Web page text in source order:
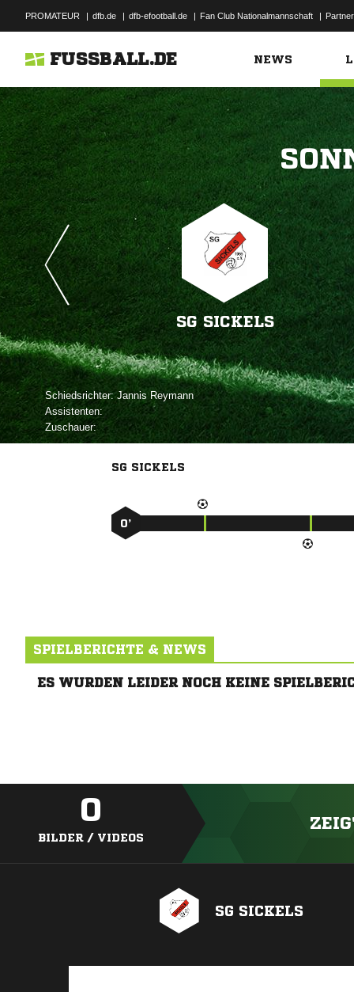
PROMATEUR | dfb.de | dfb-efootball.de | Fan Club Nationalmannschaft | Partner
FUSSBALL.DE NEWS
SG SICKELS
Schiedsrichter:  
Assistenten:
Zuschauer:
SG SICKELS
0’
SPIELBERICHTE & NEWS
ES WURDEN LEIDER NOCH KEINE
0
BILDER / VIDEOS
SG SICKELS